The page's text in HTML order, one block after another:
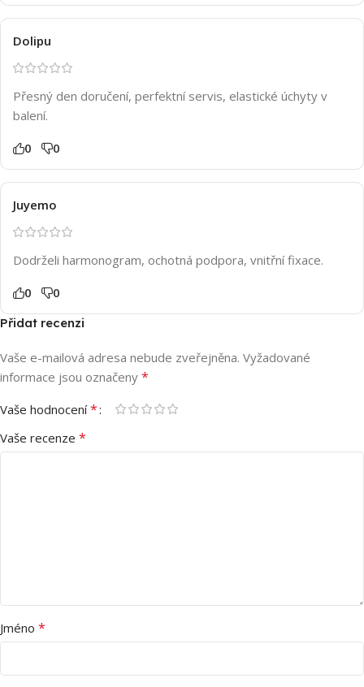
Dolipu
Přesný den doručení, perfektní servis, elastické úchyty v
balení.
0 0
Juyemo
Dodrželi harmonogram, ochotná podpora, vnitřní fixace.
0 0
Přidat recenzi
Vaše e-mailová adresa nebude zveřejněna. Vyžadované
informace jsou označeny *
Vaše hodnocení*
Vaše recenze *
Jméno *